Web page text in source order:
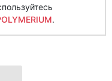
.